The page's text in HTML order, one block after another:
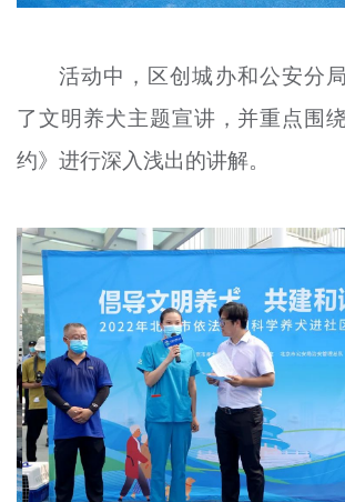
活动中，区创城办和公安分
了文明养犬主题宣讲，并重点围
约》进行深入浅出的讲解。